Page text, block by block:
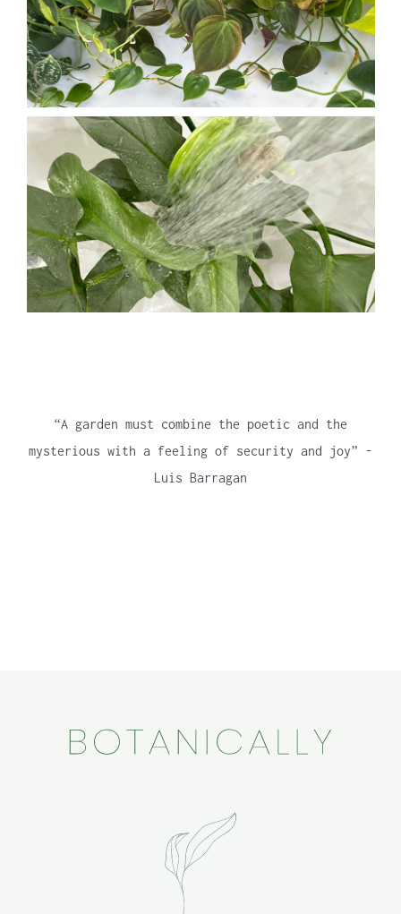
28 februari 2021
TAXONOMIE-LES 1
22 februari 2021
11 februari 2021
“A garden must combine the poetic and the
mysterious with a feeling of security and joy” -
Luis Barragan